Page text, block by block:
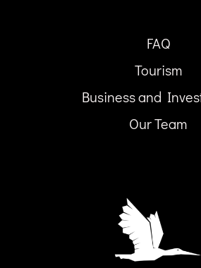
FAQ
Tourism
Business and
Our Team